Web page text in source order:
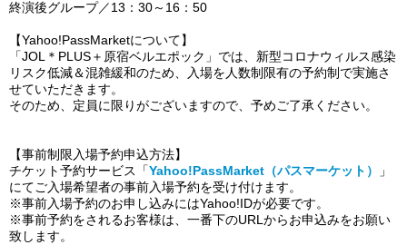
終演後グループ／13：30～ 16：50
【Yahoo!PassMarketについて】
「JOL＊PLUS＋原宿ベルエポック」では、新型コロナウィルス感染
リスク低減＆混雑緩和のため、入場を人数制限有の予約制で実施さ
せていただきます。
そのため、定員に限りがございますので、予めご了承ください。
【事前制限入場予約申込方法】
チケット予約サービス「Yahoo!PassMarket（パスマーケット）
」
にてご入場希望者の事前入場予約を受け付けます。
※事前入場予約のお申し込みにはYahoo!IDが必要です。
※事前予約をされるお客様は、一番下のURLからお申込みをお願い
致します。